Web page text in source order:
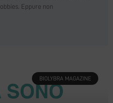
Eppure non
BIOLYBRA MAGAZINE